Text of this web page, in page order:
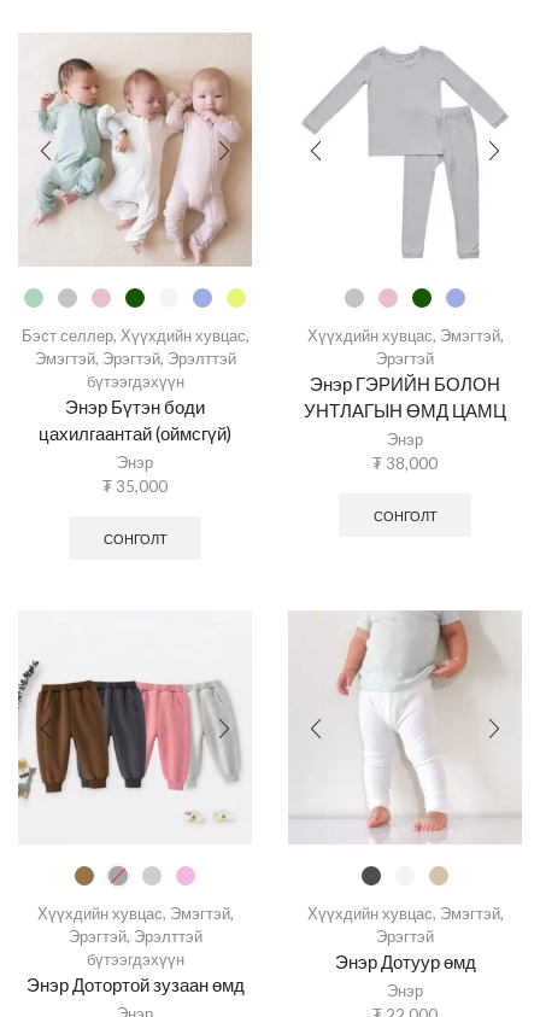
Бэст селлер, Хүүхдийн хувцас,
Эмэгтэй, Эрэгтэй, Эрэлттэй
бүтээгдэхүүн
Энэр Бүтэн боди
цахилгаантай (оймсгүй)
Энэр
₮ 35,000
СОНГОЛТ
Хүүхдийн хувцас, Эмэгтэй,
Эрэгтэй
Энэр ГЭРИЙН БОЛОН
УНТЛАГЫН ӨМД ЦАМЦ
Энэр
₮ 38,000
СОНГОЛТ
Хүүхдийн хувцас, Эмэгтэй,
Эрэгтэй, Эрэлттэй
бүтээгдэхүүн
Энэр Дотортой зузаан өмд
Хүүхдийн хувцас, Эмэгтэй,
Эрэгтэй
Энэр Дотуур өмд
Энэр